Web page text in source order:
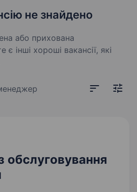
не знайдено
або прихована
інші хороші вакансії, які
обслуговування